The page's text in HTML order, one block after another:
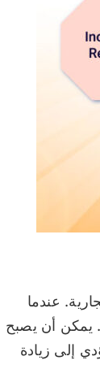
عندما
يمكن أن يصبح
إلى زيادة